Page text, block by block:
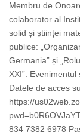
Membru de
colaborator al
solid și științei
publice:
Germania” și
XXI”.
Datele de acces
https://
834 7382 6978